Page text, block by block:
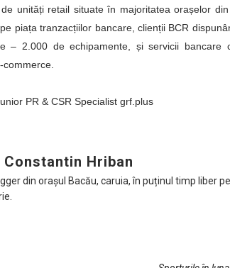
unități retail situate în majoritatea orașelor
piața tranzacțiilor bancare, clienții BCR
– 2.000 de echipamente, și servicii bancare
PR & CSR Specialist grf.plus
Constantin Hriban
din orașul Bacău, caruia, în puținul timp liber